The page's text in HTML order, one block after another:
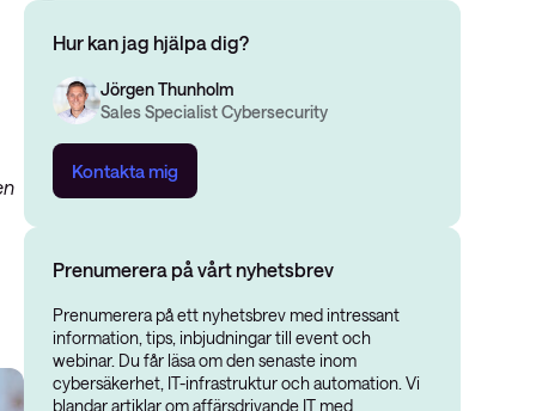
Hur kan jag hjälpa dig?
Jörgen Thunholm
Sales Specialist Cybersecurity
Kontakta mig
Prenumerera på vårt nyhetsbrev
Prenumerera på ett nyhetsbrev med intressant
information, tips, inbjudningar till event och
webinar. Du får läsa om den senaste inom
cybersäkerhet, IT-infrastruktur och automation. Vi
blandar artiklar om affärsdrivande IT med